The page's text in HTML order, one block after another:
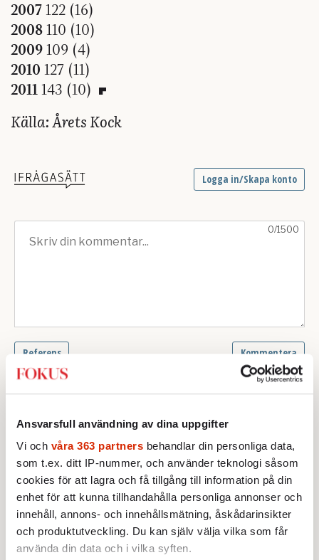
Ansvarsfull användning av dina uppgifter
Vi och våra 363 partners behandlar din personliga data,
som t.ex. ditt IP-nummer, och använder teknologi såsom
cookies för att lagra och få tillgång till information på din
enhet för att kunna tillhandahålla personliga annonser och
innehåll, annons- och innehållsmätning, åskådarinsikter
och produktutveckling. Du kan själv välja vilka som får
använda din data och i vilka syften.
2007 122 (16)
2008 110 (10)
2009 109 (4)
2010 127 (11)
2011 143 (10)
Källa: Årets Kock
Text:Linda Eriksson
Bild: Christoffer Lomfors